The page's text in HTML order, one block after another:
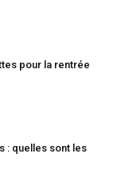
pour la rentrée
: quelles sont les